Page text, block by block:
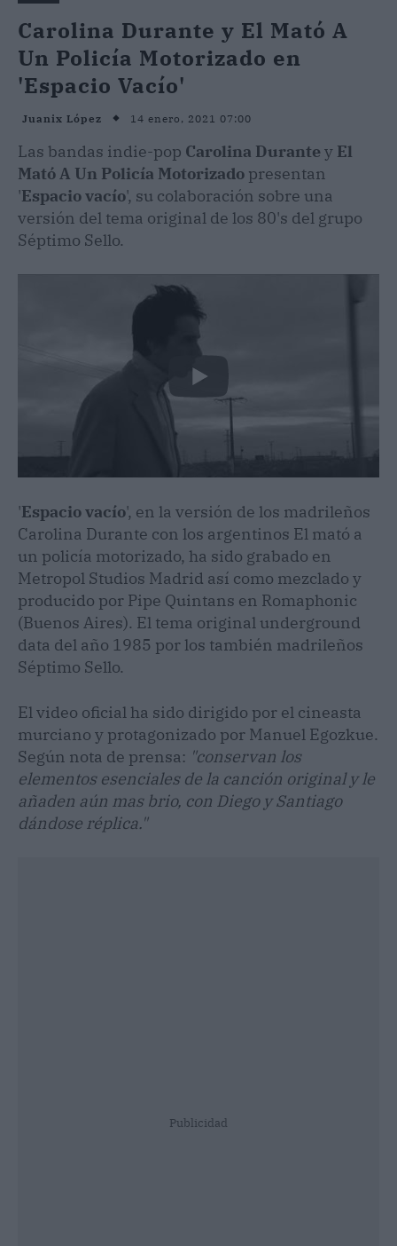
Carolina Durante y El Mató A
Un Policía Motorizado en
'Espacio Vacío'
Juanix López 14 enero, 2021 07:00
Las bandas indie-pop Carolina Durantey El
Mató A Un Policía Motorizado presentan
'Espacio vacío', su colaboración sobre una
versión del tema original de los 80's del grupo
Séptimo Sello.
'Espacio vacío', en la versión de los madrileños
Carolina Durante con los argentinos El mató a
un policía motorizado, ha sido grabado en
Metropol Studios Madrid así como mezclado y
producido por Pipe Quintans en Romaphonic
(Buenos Aires). El tema original underground
data del año 1985 por los también madrileños
Séptimo Sello.
El video oficial ha sido dirigido por el cineasta
murciano y protagonizado por Manuel Egozkue.
Según nota de prensa: "conservan los
elementos esenciales de la canción original y le
añaden aún mas brio, con Diego y Santiago
dándose réplica."
Publicidad